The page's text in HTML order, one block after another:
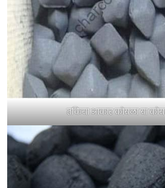
तकिया आकार कोयला या